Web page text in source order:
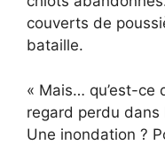
couverts de
bataille.
« Mais… qu’est-ce
regard perdu dans
Une inondation ?